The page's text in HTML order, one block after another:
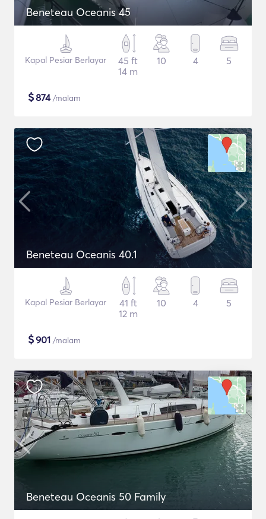
Beneteau Oceanis 45
Kapal Pesiar Berlayar
45 ft
14 m
10 4 5
$874/malam
Beneteau Oceanis 40.1
Kapal Pesiar Berlayar
41 ft
12 m
10 4 5
$901 /malam
Beneteau Oceanis 50 Family